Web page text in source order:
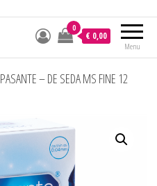
Menu
0
€ 0,00
PASANTE – DE SEDA MS FINE 12